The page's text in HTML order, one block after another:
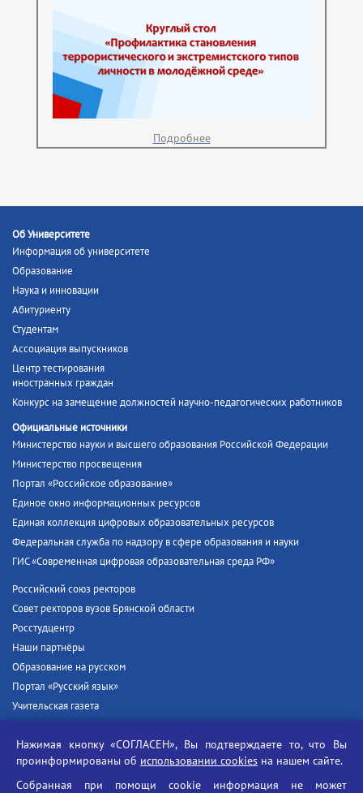
Подробнее
Об Университете
Информация об университете
Образование
Наука и инновации
Абитуриенту
Студентам
Ассоциация выпускников
Центр тестирования
иностранных граждан
Конкурс на замещение должностей научно-педагогических работников
Официальные источники
Министерство науки и высшего образования Российской Федерации
Министерство просвещения
Портал «Российское образование»
Единое окно информационных ресурсов
Единая коллекция цифровых образовательных ресурсов
Федеральная служба по надзору в сфере образования и науки
ГИС «Современная цифровая образовательная среда РФ»
Российский союз ректоров
Совет ректоров вузов Брянской области
Росстудцентр
Наши партнёры
Образование на русском
Портал «Русский язык»
Учительская газета
Единый портал государственных услуг
Нажимая кнопку «СОГЛАСЕН», Вы подтверждаете то, что Вы
проинформированы об использовании cookies на нашем сайте.
Собранная при помощи cookie информация не может